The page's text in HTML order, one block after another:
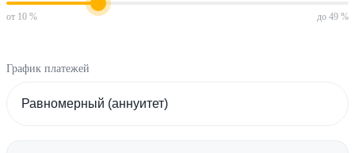
от 10 % до 49 %
График платежей